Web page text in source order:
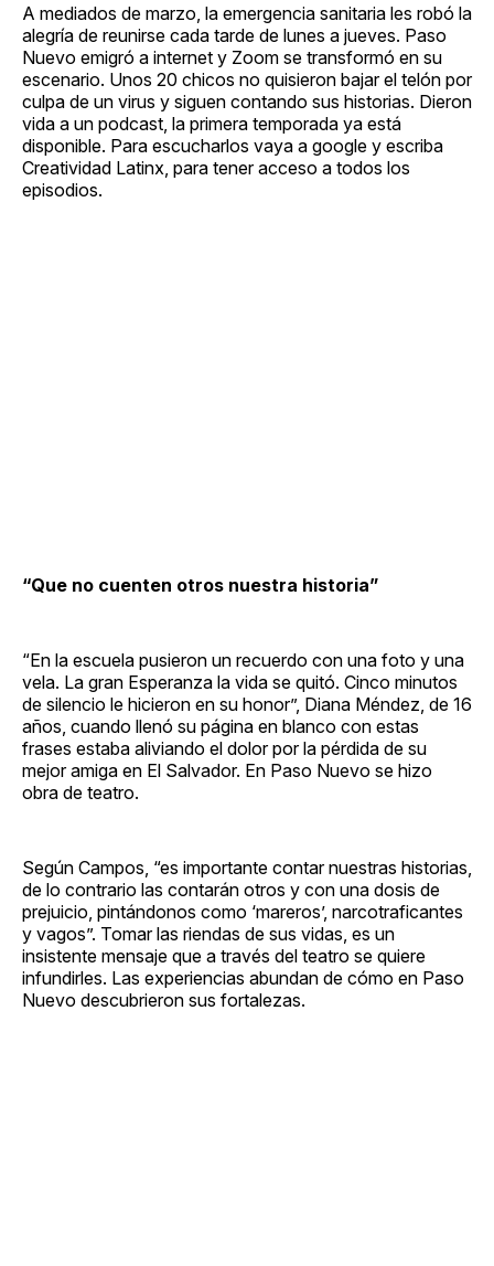
A mediados de marzo, la emergencia sanitaria les robó la
alegría de reunirse cada tarde de lunes a jueves. Paso
Nuevo emigró a internet y Zoom se transformó en su
escenario. Unos 20 chicos no quisieron bajar el telón por
culpa de un virus y siguen contando sus historias. Dieron
vida a un podcast, la primera temporada ya está
disponible. Para escucharlos vaya a google y escriba
Creatividad Latinx, para tener acceso a todos los
episodios.
“Que no cuenten otros nuestra historia”
“En la escuela pusieron un recuerdo con una foto y una
vela. La gran Esperanza la vida se quitó. Cinco minutos
de silencio le hicieron en su honor”, Diana Méndez, de 16
años, cuando llenó su página en blanco con estas
frases estaba aliviando el dolor por la pérdida de su
mejor amiga en El Salvador. En Paso Nuevo se hizo
obra de teatro.
Según Campos, “es importante contar nuestras historias,
de lo contrario las contarán otros y con una dosis de
prejuicio, pintándonos como ‘mareros’, narcotraficantes
y vagos”. Tomar las riendas de sus vidas, es un
insistente mensaje que a través del teatro se quiere
infundirles. Las experiencias abundan de cómo en Paso
Nuevo descubrieron sus fortalezas.